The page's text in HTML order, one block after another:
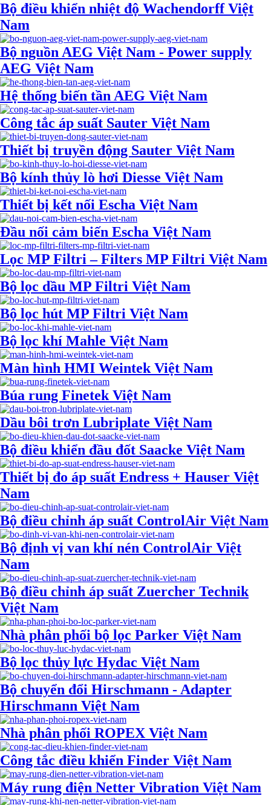
Bộ điều khiển nhiệt độ Wachendorff Việt
Nam
Bộ nguồn AEG Việt Nam - Power supply
AEG Việt Nam
Hệ thống biến tần AEG Việt Nam
Công tắc áp suất Sauter Việt Nam
Thiết bị truyền động Sauter Việt Nam
Bộ kính thủy lò hơi Diesse Việt Nam
Thiết bị kết nối Escha Việt Nam
Đầu nối cảm biến Escha Việt Nam
Lọc MP Filtri – Filters MP Filtri Việt Nam
Bộ lọc dầu MP Filtri Việt Nam
Bộ lọc hút MP Filtri Việt Nam
Bộ lọc khí Mahle Việt Nam
Màn hình HMI Weintek Việt Nam
Búa rung Finetek Việt Nam
Dầu bôi trơn Lubriplate Việt Nam
Bộ điều khiển đầu đốt Saacke Việt Nam
Thiết bị đo áp suất Endress + Hauser Việt
Nam
Bộ điều chỉnh áp suất ControlAir Việt Nam
Bộ định vị van khí nén ControlAir Việt
Nam
Bộ điều chỉnh áp suất Zuercher Technik
Việt Nam
Nhà phân phối bộ lọc Parker Việt Nam
Bộ lọc thủy lực Hydac Việt Nam
Bộ chuyển đổi Hirschmann - Adapter
Hirschmann Việt Nam
Nhà phân phối ROPEX Việt Nam
Công tắc điều khiển Finder Việt Nam
Máy rung điện Netter Vibration Việt Nam